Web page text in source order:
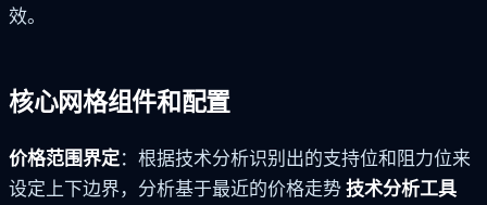
效。
核心网格组件和配置
价格范围界定：根据技术分析识别出的支持位和阻力位来
设定上下边界，分析基于最近的价格走势技术分析工具